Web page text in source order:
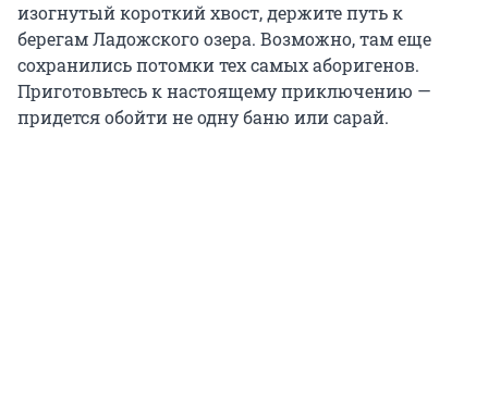
изогнутый короткий хвост, держите путь к
берегам Ладожского озера. Возможно, там еще
сохранились потомки тех самых аборигенов.
Приготовьтесь к настоящему приключению —
придется обойти не одну баню или сарай.